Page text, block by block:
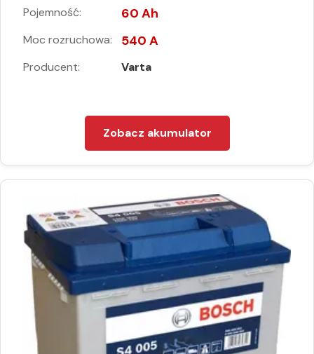
Pojemność: 60 Ah
Moc rozruchowa: 540 A
Producent: Varta
Zobacz akumulator